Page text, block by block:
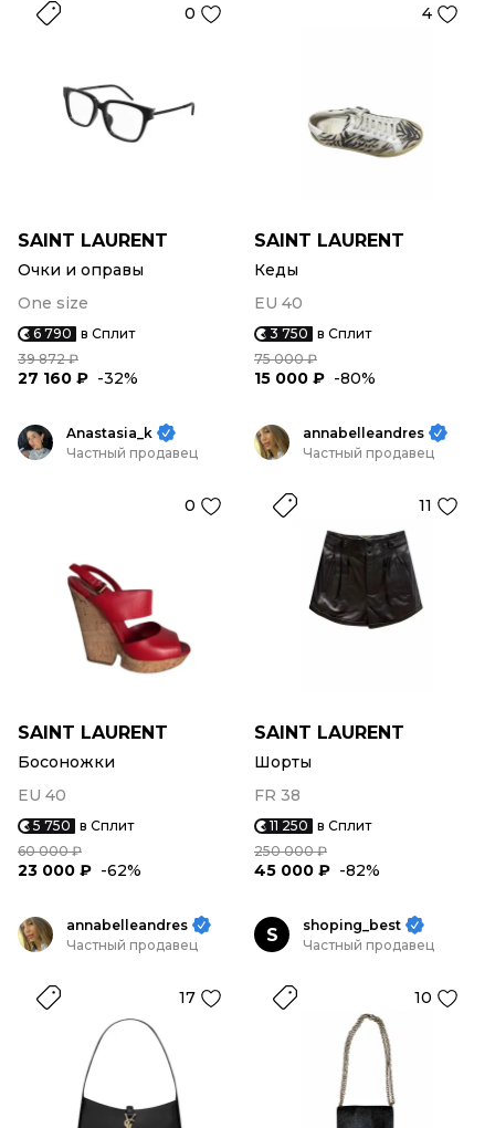
0
SAINT LAURENT
Очки и оправы
One size
6 790 в Сплит
39 872 ₽
27 160 ₽ -32%
4
SAINT LAURENT
Кеды
EU 40
3 750 в Сплит
75 000 ₽
15 000 ₽ -80%
Anastasia_k
Частный продавец
0
SAINT LAURENT
Босоножки
EU 40
5 750 в Сплит
60 000 ₽
23 000 ₽ -62%
annabelleandres
Частный продавец
11
SAINT LAURENT
Шорты
FR 38
11 250 в Сплит
250 000 ₽
45 000 ₽ -82%
annabelleandres
Частный продавец
17
S
shoping_best
Частный продавец
10